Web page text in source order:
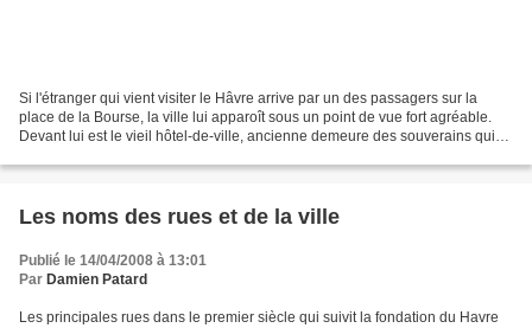
Si l'étranger qui vient visiter le Hâvre arrive par un des passagers sur la
place de la Bourse, la ville lui apparoît sous un point de vue fort agréable.
Devant lui est le vieil hôtel-de-ville, ancienne demeure des souverains qui
Les noms des rues et de la ville
Publié le 14/04/2008 à 13:01
Par Damien Patard
Les principales rues dans le premier siècle qui suivit la fondation du Havre